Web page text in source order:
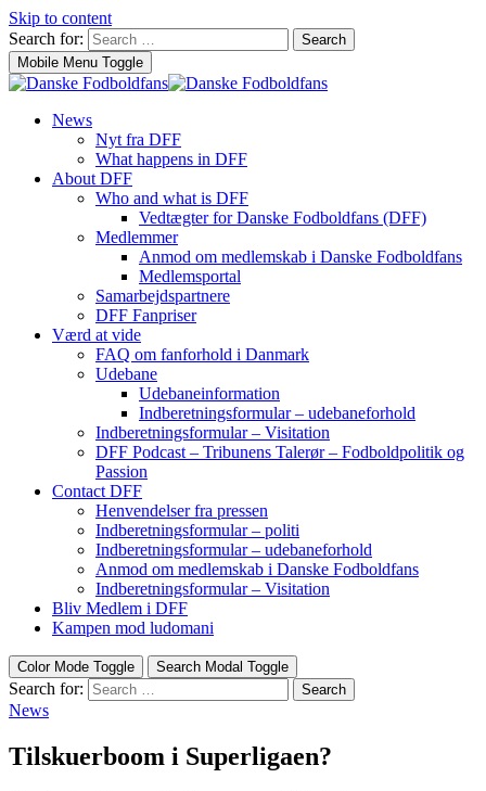
Skip to content
Search for:
Search
Mobile Menu Toggle
News
Nyt fra DFF
What happens in DFF
About DFF
Who and what is DFF
Vedtægter for Danske Fodboldfans (DFF)
Medlemmer
Anmod om medlemskab i Danske Fodboldfans
Medlemsportal
Samarbejdspartnere
DFF Fanpriser
Værd at vide
FAQ om fanforhold i Danmark
Udebane
Udebaneinformation
Indberetningsformular – udebaneforhold
Indberetningsformular – Visitation
DFF Podcast – Tribunens Talerør – Fodboldpolitik og
Passion
Contact DFF
Henvendelser fra pressen
Indberetningsformular – politi
Indberetningsformular – udebaneforhold
Anmod om medlemskab i Danske Fodboldfans
Indberetningsformular – Visitation
Bliv Medlem i DFF
Kampen mod ludomani
Color Mode Toggle Search Modal Toggle
Search for: Search
News
Tilskuerboom i Superligaen?